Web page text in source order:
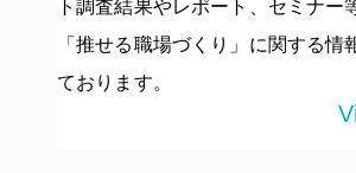
ト調査結果やレポート、セミナー
「推せる職場づくり」に関する情
ております。